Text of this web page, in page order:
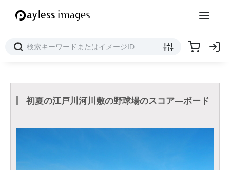
初夏の江戸川河川敷の野球場のスコア―ボード